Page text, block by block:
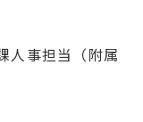
人事担当（附属